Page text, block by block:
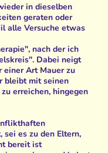
in dieselben
geraten oder
alle Versuche etwas
nach der ich
Dabei neigt
einer Art Mauer zu
bleibt mit seinen
erreichen, hingegen
sei es zu den Eltern,
bereit ist